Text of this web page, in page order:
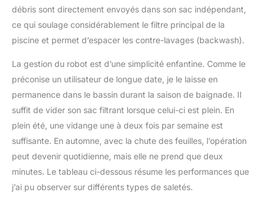
débris sont directement envoyés dans son sac indépendant,
ce qui soulage considérablement le filtre principal de la
piscine et permet d’espacer les contre-lavages (backwash).
La gestion du robot est d’une simplicité enfantine. Comme le
préconise un utilisateur de longue date, je le laisse en
permanence dans le bassin durant la saison de baignade. Il
suffit de vider son sac filtrant lorsque celui-ci est plein. En
plein été, une vidange une à deux fois par semaine est
suffisante. En automne, avec la chute des feuilles, l’opération
peut devenir quotidienne, mais elle ne prend que deux
minutes. Le tableau ci-dessous résume les performances que
j’ai pu observer sur différents types de saletés.